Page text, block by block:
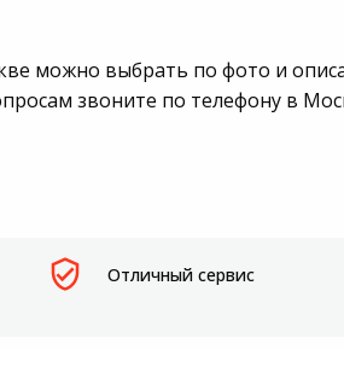
можно выбрать по фото и
звоните по телефону в
Отличный сервис